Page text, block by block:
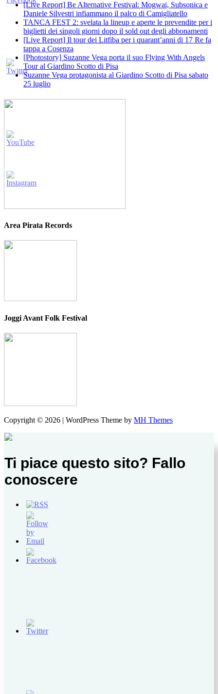
[Live Report] Be Alternative Festival: Mogwai, Subsonica e
Daniele Silvestri infiammano il palco di Camigliatello
TANCA FEST 2: svelata la lineup e aperte le prevendite per i
biglietti dei singoli giorni dopo il sold out degli abbonamenti
[Live Report] Il tour dei Litfiba per i quarant’anni di 17 Re fa
tappa a Cosenza
[Photostory] Suzanne Vega porta il suo Flying With Angels
Tour al Giardino Scotto di Pisa
Suzanne Vega protagonista al Giardino Scotto di Pisa sabato
25 luglio
Area Pirata Records
Joggi Avant Folk Festival
Copyright © 2026 | WordPress Theme by MH Themes
Ti piace questo sito? Fallo
conoscere